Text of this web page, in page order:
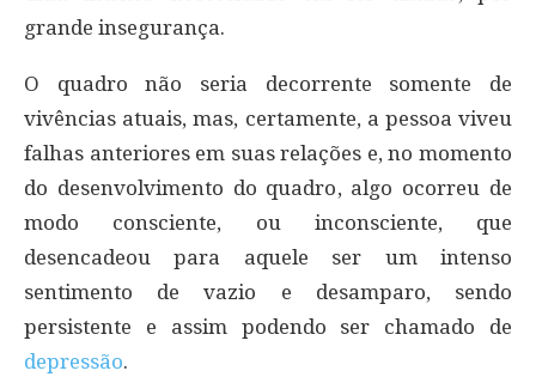
grande insegurança.
O quadro não seria decorrente somente de
vivências atuais, mas, certamente, a pessoa viveu
falhas anteriores em suas relações e, no momento
do desenvolvimento do quadro, algo ocorreu de
modo consciente, ou inconsciente, que
desencadeou para aquele ser um intenso
sentimento de vazio e desamparo, sendo
persistente e assim podendo ser chamado de
depressão.